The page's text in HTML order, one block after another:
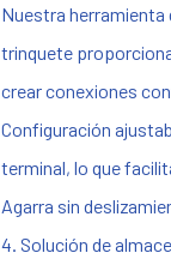
Nuestra herramienta
trinquete
crear conexiones
Configuración
terminal, lo que
Agarra sin
4. Solución de